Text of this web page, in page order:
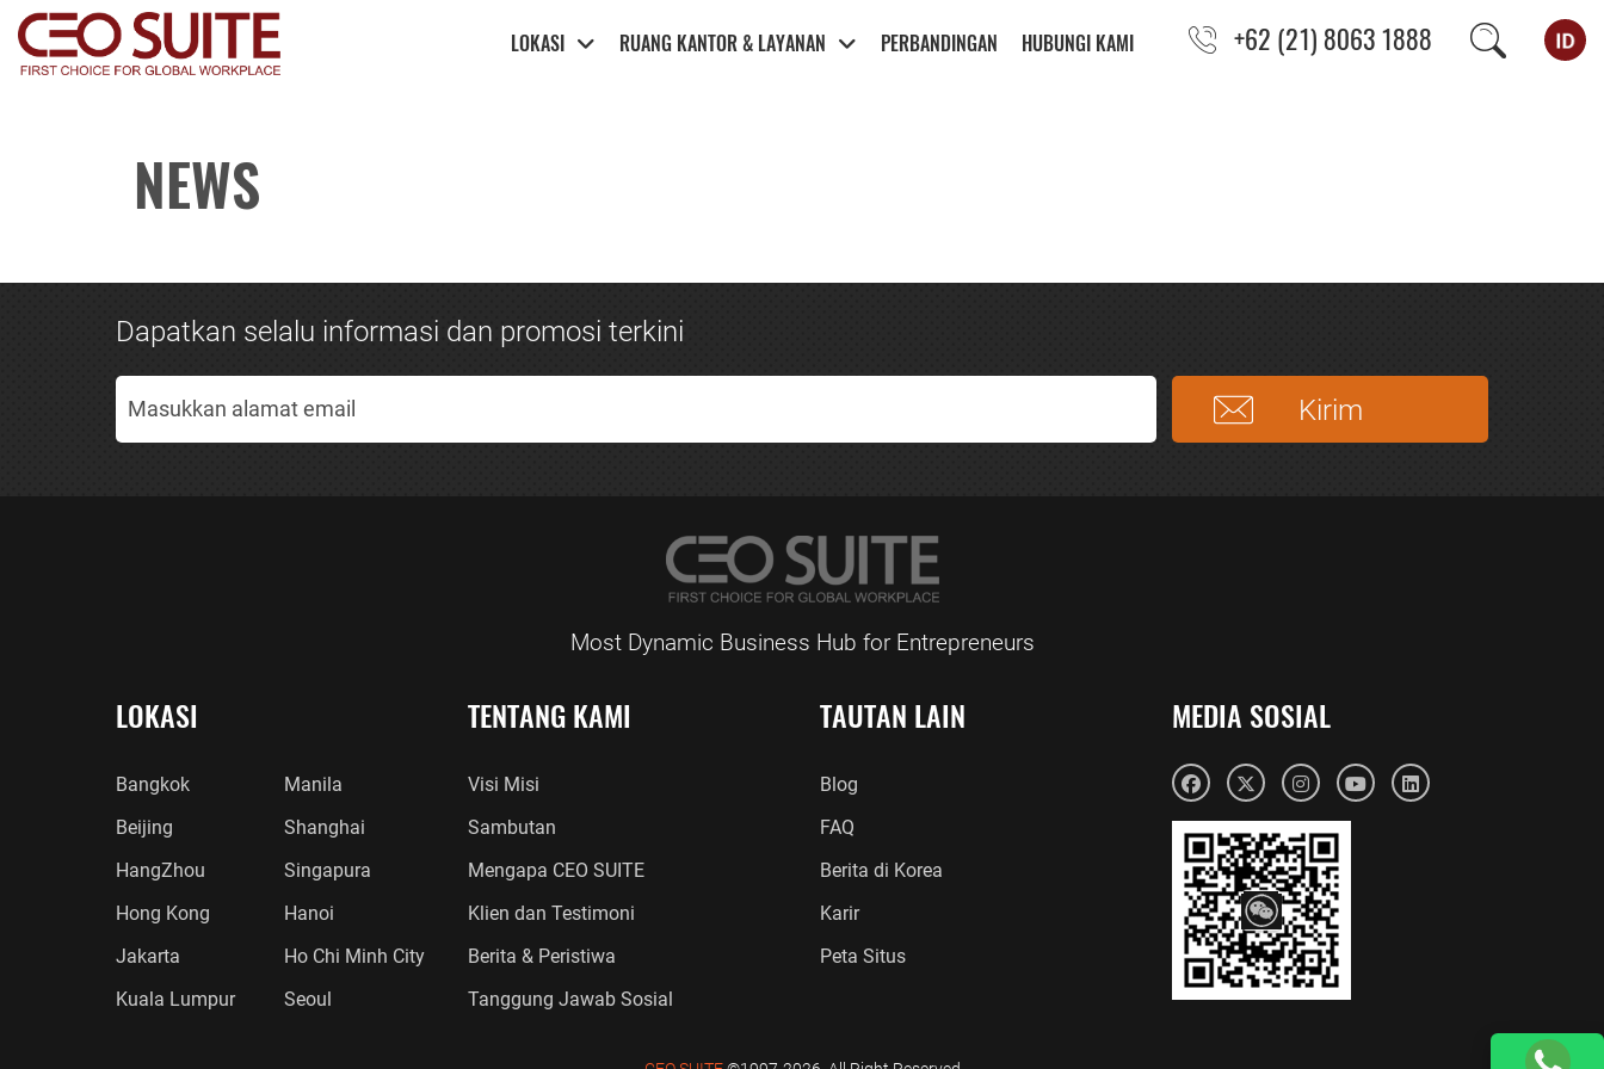
LOKASI RUANG KANTOR & LAYANAN PERBANDINGAN HUBUNGI KAMI +62 (21) 8063 1888
NEWS
Dapatkan selalu informasi dan promosi terkini
Most Dynamic Business Hub for Entrepreneurs
LOKASI
Bangkok
Beijing
HangZhou
Hong Kong
Jakarta
Kuala Lumpur
Manila
Shanghai
Singapura
Hanoi
Ho Chi Minh City
Seoul
TENTANG KAMI
Visi Misi
Sambutan
Mengapa CEO SUITE
Klien dan Testimoni
Berita & Peristiwa
Tanggung Jawab Sosial
TAUTAN LAIN
Blog
FAQ
Berita di Korea
Karir
Peta Situs
MEDIA SOSIAL